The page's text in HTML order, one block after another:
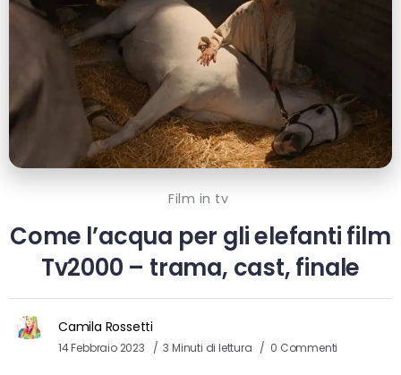
Film in tv
Come l’acqua per gli elefanti film
Tv2000 – trama, cast, finale
Camila Rossetti
14 Febbraio 2023 3 Minuti di lettura 0 Commenti